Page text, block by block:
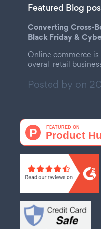
Featured Blog
Converting Cross-
Black Friday &
Online commerce
overall retail
Posted by on